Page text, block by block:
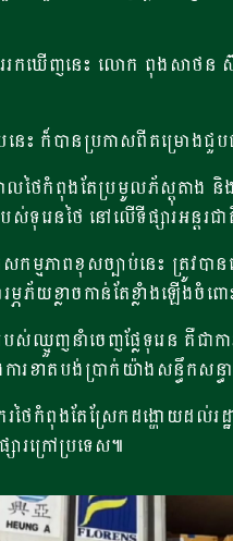
រកឃើញនេះ លោក ពុងសាថន ស៊ន
នេះ ​ក៏​បាន​ប្រកាស​ពី​គម្រោង​ជួប​
ាលថៃកំពុងតែប្រមូលភ័ស្តុតាង និ
បស់ទុរេនថៃ​ នៅលើទីផ្សារអន្តរជ
សកម្មភាពខុសច្បាប់​នេះ ​ត្រូវ​ប
រម្ភភ័យខ្លាចកាន់តែខ្លាំងឡើងចំ
បស់ឈ្មួញនាំចេញផ្លែទុរេន គឺជាក
រខាតបង់ប្រាក់យ៉ាងសន្ធឹកសន្ធ
ថៃកំពុងតែស្រែកដង្ហោយ​ដល់​រដ្ឋ
ារក្រៅប្រទេស៕